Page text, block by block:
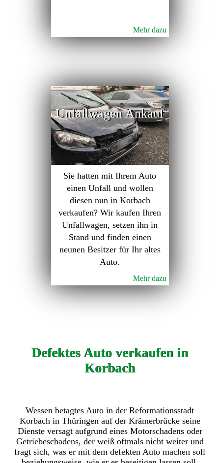
Mehr dazu
Unfallwagen Ankauf
Sie hatten mit Ihrem Auto
einen Unfall und wollen
diesen nun in Korbach
verkaufen? Wir kaufen Ihren
Unfallwagen, setzen ihn in
Stand und finden einen
neunen Besitzer für Ihr altes
Auto.
Mehr dazu
Defektes Auto verkaufen in
Korbach
Wessen betagtes Auto in der Reformationsstadt
Korbach in Thüringen auf der Krämerbrücke seine
Dienste versagt aufgrund eines Motorschadens oder
Getriebeschadens, der weiß oftmals nicht weiter und
fragt sich, was er mit dem defekten Auto machen soll